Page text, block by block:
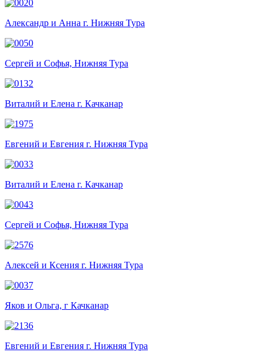
Александр и Анна г. Нижняя Тура
Сергей и Софья, Нижняя Тура
Виталий и Елена г. Качканар
Евгений и Евгения г. Нижняя Тура
Виталий и Елена г. Качканар
Сергей и Софья, Нижняя Тура
Алексей и Ксения г. Нижняя Тура
Яков и Ольга, г Качканар
Евгений и Евгения г. Нижняя Тура